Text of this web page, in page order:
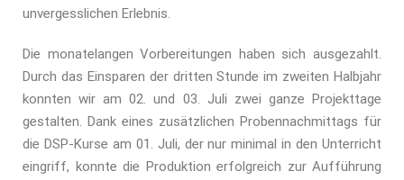
unvergesslichen Erlebnis.
Die monatelangen Vorbereitungen haben sich ausgezahlt.
Durch das Einsparen der dritten Stunde im zweiten Halbjahr
konnten wir am 02. und 03. Juli zwei ganze Projekttage
gestalten. Dank eines zusätzlichen Probennachmittags für
die DSP-Kurse am 01. Juli, der nur minimal in den Unterricht
eingriff, konnte die Produktion erfolgreich zur Aufführung